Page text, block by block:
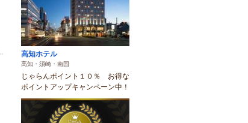
高知ホテル
高知・須崎・南国
じゃらんポイント１０％ お得な
ポイントアップキャンペーン中！